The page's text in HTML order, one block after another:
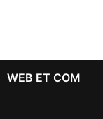
WEB ET COM